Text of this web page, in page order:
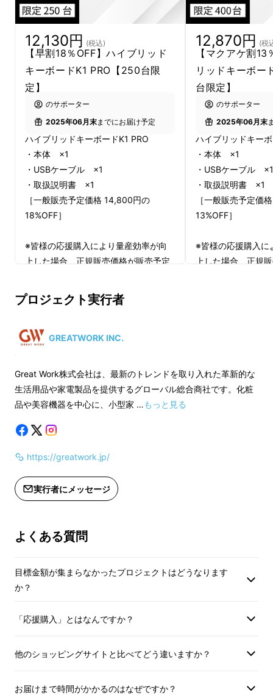
12,130円 (税込)
【早割18％OFF】ハイブリッド
キーボードK1 PRO【250台限
定】
のサポーター
2025年06月末までにお届け予定
ハイブリッドキーボードK1 PRO
・本体 ×1
・USBケーブル ×1
・取扱説明書 ×1
［一般販売予定価格 14,800円の
18%OFF］
※皆様の応援購入により量産効率が向
上した場合、正規販売価格が販売予定
※デザイン・仕様は変更になる可能性
もございます。ご了承ください。
製造工程上の都合等により出荷時期が
12,870円 (税
【マクアケ割
リッドキーボー
台限定】
のサポーター
2025年06月末
ハイブリッドキー
・本体 ×1
・USBケーブル ×1
・取扱説明書 ×1
［一般販売予定価
13%OFF］
※皆様の応援購入に
上した場合、正規
プロジェクト実行者
GREATWORK INC.
Great Work株式会社は、最新のトレンドを取り入れた革新的な
生活用品や家電製品を提供するグローバル総合商社です。化粧
品や美容機器を中心に、小型家 …もっと見る
https://greatwork.jp/
実行者にメッセージ
よくある質問
目標金額が集まらなかったプロジェクトはどうなります
か？
「応援購入」とはなんですか？
他のショッピングサイトと比べてどう違いますか？
お届けまで時間がかかるのはなぜですか？